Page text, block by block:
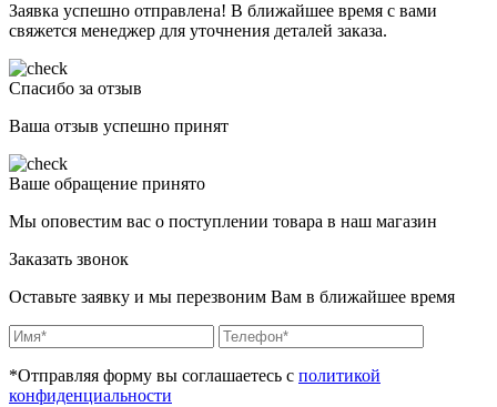
Заявка успешно отправлена! В ближайшее время с вами
свяжется менеджер для уточнения деталей заказа.
Спасибо за отзыв
Ваша отзыв успешно принят
Ваше обращение принято
Мы оповестим вас о поступлении товара в наш магазин
Заказать звонок
Оставьте заявку и мы перезвоним Вам в ближайшее время
*Отправляя форму вы соглашаетесь с политикой
конфиденциальности